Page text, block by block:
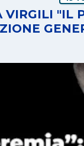
VIRGILI "IL